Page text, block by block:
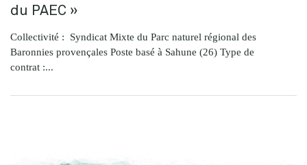
du PAEC »
Collectivité : Syndicat Mixte du Parc naturel régional des
Baronnies provençales Poste basé à Sahune (26) Type de
contrat :...